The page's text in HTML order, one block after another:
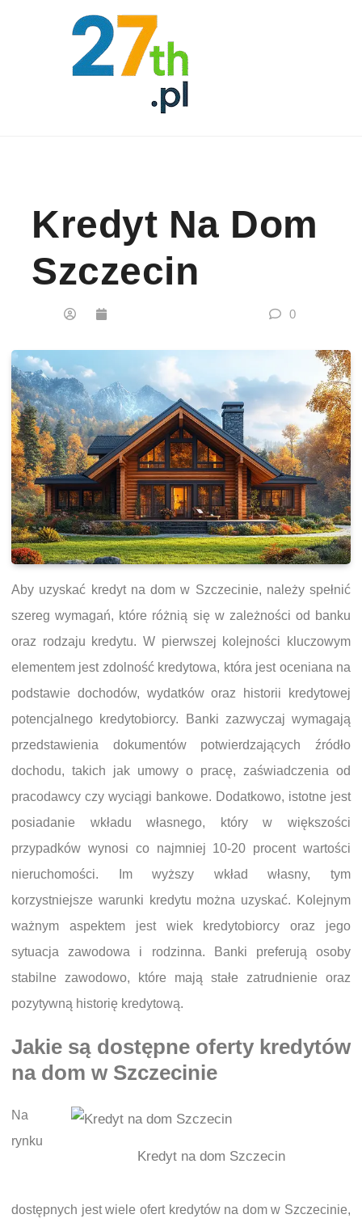
Kredyt Na Dom
Szczecin
0
Aby uzyskać kredyt na dom w Szczecinie, należy spełnić
szereg wymagań, które różnią się w zależności od banku
oraz rodzaju kredytu. W pierwszej kolejności kluczowym
elementem jest zdolność kredytowa, która jest oceniana na
podstawie dochodów, wydatków oraz historii kredytowej
potencjalnego kredytobiorcy. Banki zazwyczaj wymagają
przedstawienia dokumentów potwierdzających źródło
dochodu, takich jak umowy o pracę, zaświadczenia od
pracodawcy czy wyciągi bankowe. Dodatkowo, istotne jest
posiadanie wkładu własnego, który w większości
przypadków wynosi co najmniej 10-20 procent wartości
nieruchomości. Im wyższy wkład własny, tym
korzystniejsze warunki kredytu można uzyskać. Kolejnym
ważnym aspektem jest wiek kredytobiorcy oraz jego
sytuacja zawodowa i rodzinna. Banki preferują osoby
stabilne zawodowo, które mają stałe zatrudnienie oraz
pozytywną historię kredytową.
Jakie są dostępne oferty kredytów
na dom w Szczecinie
Kredyt na dom Szczecin
Na
rynku
dostępnych jest wiele ofert kredytów na dom w Szczecinie,